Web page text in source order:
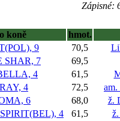
Zápisné:
koně
hmot.
9 70,5
SHAR, 7
69,5
4 61,5
4 72,5
am.
6 68,0
ž.
4 61,5